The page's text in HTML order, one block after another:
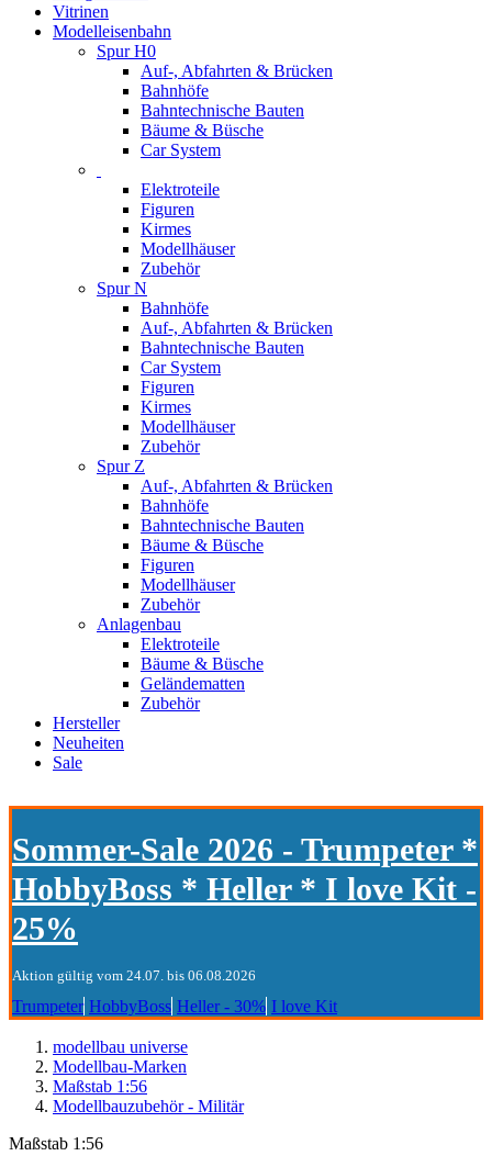
Vitrinen
Modelleisenbahn
Spur H0
Auf-, Abfahrten & Brücken
Bahnhöfe
Bahntechnische Bauten
Bäume & Büsche
Car System
Elektroteile
Figuren
Kirmes
Modellhäuser
Zubehör
Spur N
Bahnhöfe
Auf-, Abfahrten & Brücken
Bahntechnische Bauten
Car System
Figuren
Kirmes
Modellhäuser
Zubehör
Spur Z
Auf-, Abfahrten & Brücken
Bahnhöfe
Bahntechnische Bauten
Bäume & Büsche
Figuren
Modellhäuser
Zubehör
Anlagenbau
Elektroteile
Bäume & Büsche
Geländematten
Zubehör
Hersteller
Neuheiten
Sale
Sommer-Sale 2026 - Trumpeter *
HobbyBoss * Heller * I love Kit -
25%
Aktion gültig vom 24.07. bis 06.08.2026
Trumpeter HobbyBoss Heller - 30% I love Kit
modellbau universe
Modellbau-Marken
Maßstab 1:56
Modellbauzubehör - Militär
Maßstab 1:56